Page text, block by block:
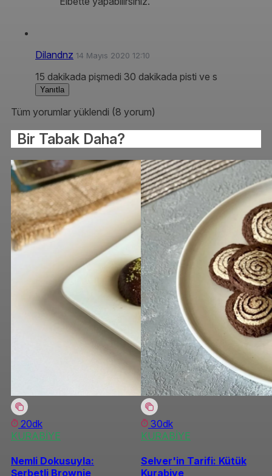
Dilandnz 14 Mayıs 2020 12:10
15 dakikada pişmedi 30 dakikada pisti ve s
Yanıtla
Tüm yorumlar yüklendi (8 yorum)
Bir Tabak Daha?
20dk
KURABİYE
Nemli Dokusuyla:
Şerbetli Brownie
30dk
KURABİYE
Selver'in Tarifi: Kütük
Kurabiye